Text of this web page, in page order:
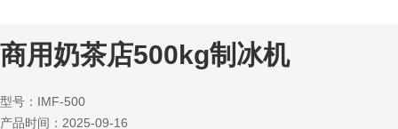
商用奶茶店500kg制冰机
型号：IMF-500
产品时间：2025-09-16